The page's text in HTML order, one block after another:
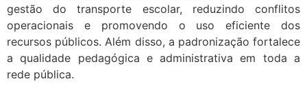
gestão do transporte escolar, reduzindo conflitos
operacionais e promovendo o uso eficiente dos
recursos públicos. Além disso, a padronização fortalece
a qualidade pedagógica e administrativa em toda a
rede pública.